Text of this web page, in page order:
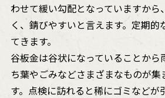
わせて緩い勾配となっていますから
く、錆びやすいと言えます。定期的
てきます。
谷板金は谷状になっていることか
ち葉やごみなどさまざまなものが集
す。点検に訪れると稀にゴミなどが